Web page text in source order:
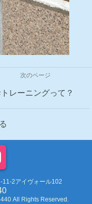
次のページ
レーニングって？
11-2アイヴォール102
All Rights Reserved.